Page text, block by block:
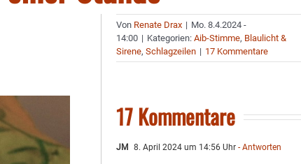
Von Renate Drax | Mo. 8.4.2024 -
14:00 | Kategorien:Aib-Stimme, Blaulicht &
Sirene,Schlagzeilen | 17 Kommentare
17 Kommentare
JM 8. April 2024 um 14:56 Uhr - Antworten